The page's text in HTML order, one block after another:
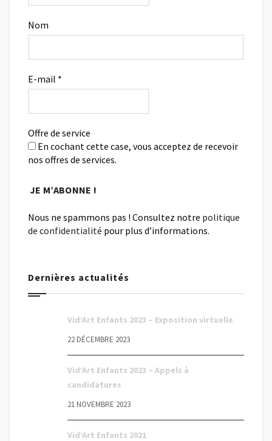
Nom
E-mail *
Offre de service
En cochant cette case, vous acceptez de recevoir
nos offres de services.
Nous ne spammons pas ! Consultez notre politique
de confidentialité pour plus d’informations.
Dernières actualités
Vid’Art Enfants 2023 – Exposition virtuelle
22 DÉCEMBRE 2023
Vid’Art Enfants 2023 – Appels à
candidatures
21 NOVEMBRE 2023
Vid’Art Enfants 2021